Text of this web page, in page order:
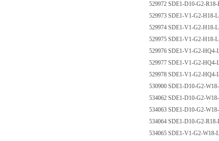
529972 SDE1-D10-G2-
529973 SDE1-V1-G2-H18-
529974 SDE1-V1-G2-H18-
529975 SDE1-V1-G2-H18-
529976 SDE1-V1-G2-
529977 SDE1-V1-G2-
529978 SDE1-V1-G2-
530900 SDE1-D10-G2-
534062 SDE1-D10-G2-
534063 SDE1-D10-G2-
534064 SDE1-D10-G2-
534065 SDE1-V1-G2-